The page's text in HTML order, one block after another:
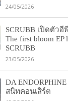
24/05/2026
SCRUBB เปิดตัวอี
The first bloom EP
SCRUBB
23/05/2026
DA
สนิทคอนเสิร์ต